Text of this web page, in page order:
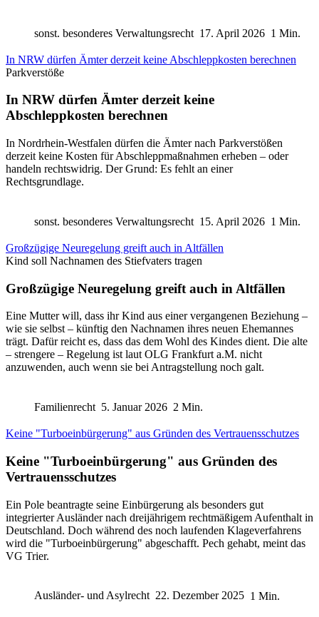
sonst. besonderes Verwaltungsrecht 17. April 2026 1 Min.
In NRW dürfen Ämter derzeit keine Abschleppkosten berechnen
Parkverstöße
In NRW dürfen Ämter derzeit keine
Abschleppkosten berechnen
In Nordrhein-Westfalen dürfen die Ämter nach Parkverstößen
derzeit keine Kosten für Abschleppmaßnahmen erheben – oder
handeln rechtswidrig. Der Grund: Es fehlt an einer
Rechtsgrundlage.
sonst. besonderes Verwaltungsrecht 15. April 2026 1 Min.
Großzügige Neuregelung greift auch in Altfällen
Kind soll Nachnamen des Stiefvaters tragen
Großzügige Neuregelung greift auch in Altfällen
Eine Mutter will, dass ihr Kind aus einer vergangenen Beziehung –
wie sie selbst – künftig den Nachnamen ihres neuen Ehemannes
trägt. Dafür reicht es, dass das dem Wohl des Kindes dient. Die alte
– strengere – Regelung ist laut OLG Frankfurt a.M. nicht
anzuwenden, auch wenn sie bei Antragstellung noch galt.
Familienrecht 5. Januar 2026 2 Min.
Keine "Turboeinbürgerung" aus Gründen des Vertrauensschutzes
Keine "Turboeinbürgerung" aus Gründen des
Vertrauensschutzes
Ein Pole beantragte seine Einbürgerung als besonders gut
integrierter Ausländer nach dreijährigem rechtmäßigem Aufenthalt in
Deutschland. Doch während des noch laufenden Klageverfahrens
wird die "Turboeinbürgerung" abgeschafft. Pech gehabt, meint das
VG Trier.
Ausländer- und Asylrecht 22. Dezember 2025 1 Min.